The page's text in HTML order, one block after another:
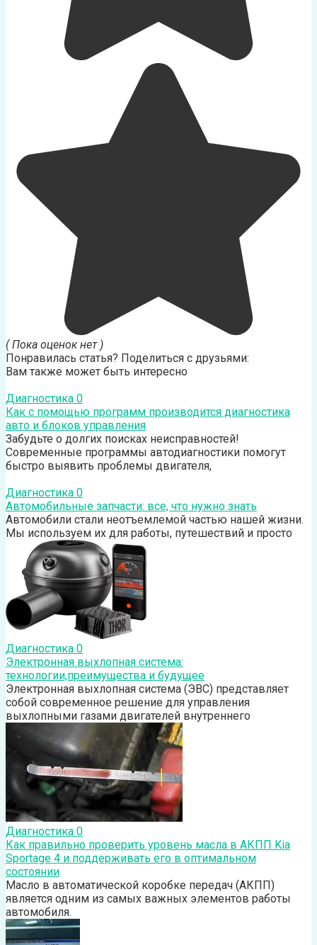
( Пока оценок нет )
Понравилась статья? Поделиться с друзьями:
Вам также может быть интересно
Диагностика 0
Как с помощью программ производится диагностика
авто и блоков управления
Забудьте о долгих поисках неисправностей!
Современные программы автодиагностики помогут
быстро выявить проблемы двигателя,
Диагностика 0
Автомобильные запчасти: все, что нужно знать
Автомобили стали неотъемлемой частью нашей жизни.
Мы используем их для работы, путешествий и просто
Диагностика 0
Электронная выхлопная система:
технологии,преимущества и будущее
Электронная выхлопная система (ЭВС) представляет
собой современное решение для управления
выхлопными газами двигателей внутреннего
Диагностика 0
Как правильно проверить уровень масла в АКПП Kia
Sportage 4 и поддерживать его в оптимальном
состоянии
Масло в автоматической коробке передач (АКПП)
является одним из самых важных элементов работы
автомобиля.